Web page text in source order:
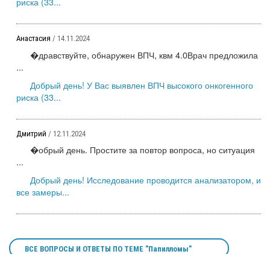
Анастасия / 14.11.2024
�дравствуйте, обнаружен ВПЧ, квм 4.0Врач предложила
...
Добрый день! У Вас выявлен ВПЧ высокого онкогенного
риска (33...
Дмитрий / 12.11.2024
�обрый день. Простите за повтор вопроса, но ситуация
...
Добрый день! Исследование проводится анализатором, и
все замеры...
ВСЕ ВОПРОСЫ И ОТВЕТЫ ПО ТЕМЕ "Папилломы"